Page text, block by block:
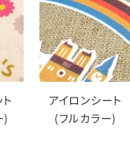
)
アイロンシート
(フルカラー)